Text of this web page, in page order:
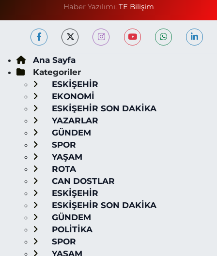
Haber Yazılımı: TE Bilişim
Ana Sayfa
Kategoriler
ESKİŞEHİR
EKONOMİ
ESKİŞEHİR SON DAKİKA
YAZARLAR
GÜNDEM
SPOR
YAŞAM
ROTA
CAN DOSTLAR
ESKİŞEHİR
ESKİŞEHİR SON DAKİKA
GÜNDEM
POLİTİKA
SPOR
YAŞAM